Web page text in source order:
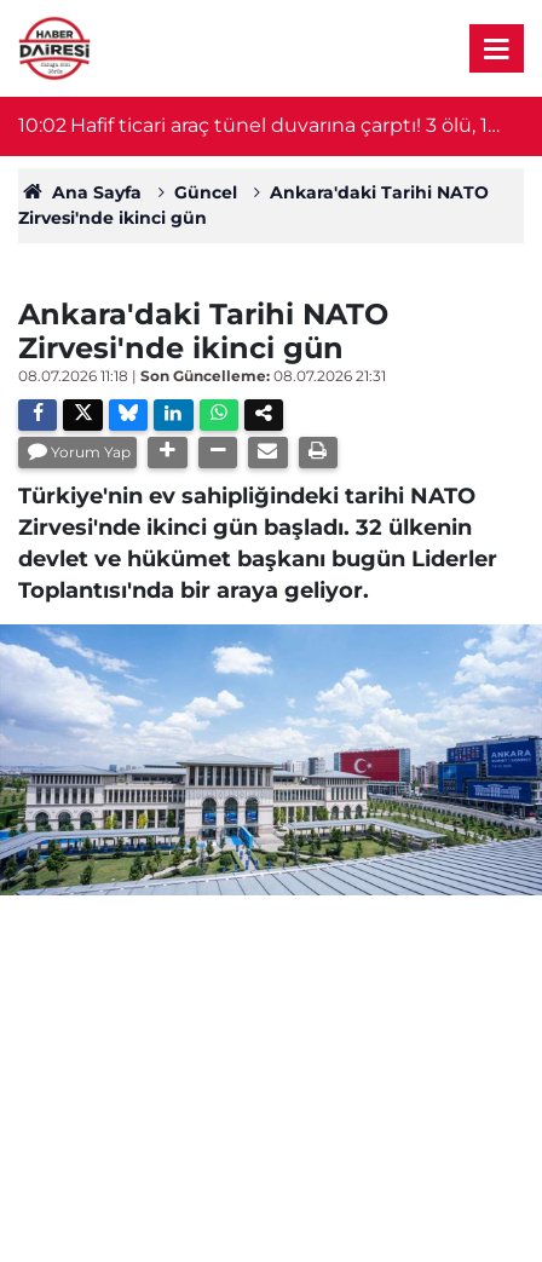
10:02 Hafif ticari araç tünel duvarına çarptı! 3 ölü, 1
yaralı
Ana Sayfa Güncel
Ankara'daki Tarihi NATO
Zirvesi'nde ikinci gün
Ankara'daki Tarihi NATO
Zirvesi'nde ikinci gün
08.07.2026 11:18 | Son Güncelleme: 08.07.2026 21:31
Yorum Yap
Türkiye'nin ev sahipliğindeki tarihi NATO
Zirvesi'nde ikinci gün başladı. 32 ülkenin
devlet ve hükümet başkanı bugün Liderler
Toplantısı'nda bir araya geliyor.